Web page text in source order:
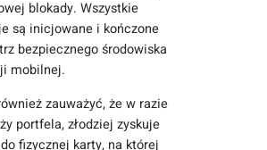
blokady. Wszystkie
są inicjowane i kończone
bezpiecznego środowiska
mobilnej.
zauważyć, że w razie
portfela, złodziej zyskuje
fizycznej karty, na której